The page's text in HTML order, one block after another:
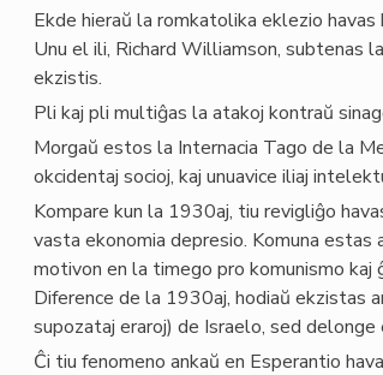
Ekde hieraŭ la romkatolika eklezio
Unu el ili, Richard Williamson, subtenas
ekzistis.
Pli kaj pli multiĝas la atakoj kontraŭ
Morgaŭ estos la Internacia Tago de la
okcidentaj socioj, kaj unuavice iliaj
Kompare kun la 1930aj, tiu revigliĝo
vasta ekonomia depresio. Komuna
motivon en la timego pro komunismo kaj
Diference de la 1930aj, hodiaŭ ekzistas
supozataj eraroj) de Israelo, sed
Ĉi tiu fenomeno ankaŭ en Esperantio